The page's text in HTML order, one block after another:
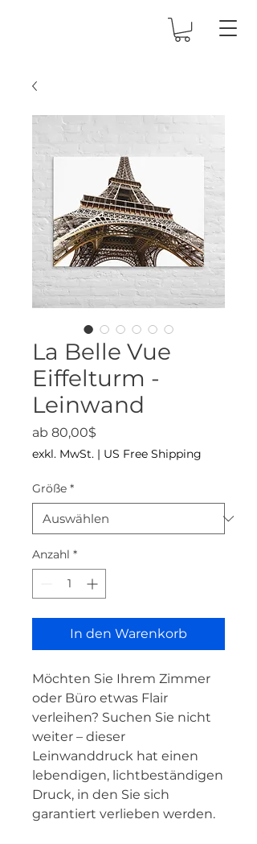
La Belle Vue
Eiffelturm -
Leinwand
ab 80,00$
exkl. MwSt. | US Free Shipping
Größe *
Anzahl *
In den Warenkorb
Möchten Sie Ihrem Zimmer
oder Büro etwas Flair
verleihen? Suchen Sie nicht
weiter – dieser
Leinwanddruck hat einen
lebendigen, lichtbeständigen
Druck, in den Sie sich
garantiert verlieben werden.